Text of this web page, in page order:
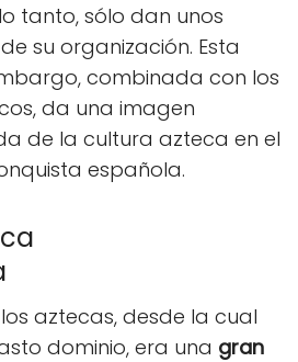
tanto, sólo dan unos
su organización. Esta
combinada con los
da una imagen
de la cultura azteca en el
española.
aztecas, desde la cual
dominio, era una gran